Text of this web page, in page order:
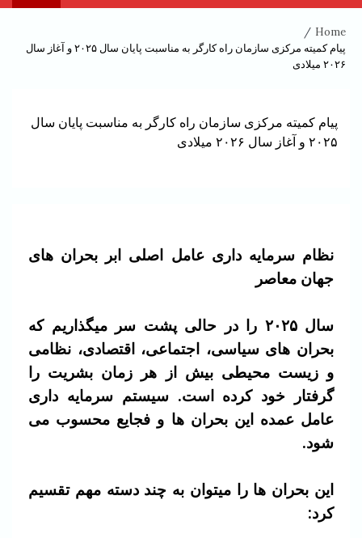
Home
پیام کمیته مرکزی سازمان راه کارگر به مناسبت پایان سال ۲۰۲۵ و آغاز سال
۲۰۲۶ میلادی
پیام کمیته مرکزی سازمان راه کارگر به مناسبت پایان سال
۲۰۲۵ و آغاز سال ۲۰۲۶ میلادی
نظام سرمایه داری عامل اصلی ابر بحران های
جهان معاصر
سال ۲۰۲۵ را در حالی پشت سر میگذاریم که
بحران های سیاسی، اجتماعی، اقتصادی، نظامی
و زیست محیطی بیش از هر زمان بشریت را
گرفتار خود کرده است. سیستم سرمایه داری
عامل عمده این بحران ها و فجایع محسوب می
شود.
این بحران ها را میتوان به چند دسته مهم تقسیم
کرد: